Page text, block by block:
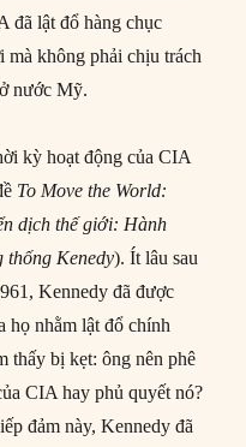
đã lật đổ hàng chục
mà không phải chịu trách
nước Mỹ.
kỳ hoạt động của CIA
To Move the World:
dịch thế giới: Hành
thống Kenedy). Ít lâu sau
Kennedy đã được
họ nhằm lật đổ chính
thấy bị kẹt: ông nên phê
CIA hay phủ quyết nó?
đảm này, Kennedy đã